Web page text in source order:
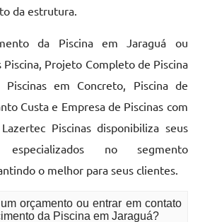
da estrutura.
da Piscina em Jaraguá ou
Piscina, Projeto Completo de Piscina
Piscinas em Concreto, Piscina de
Custa e Empresa de Piscinas com
Piscinas disponibiliza seus
especializados no segmento
o melhor para seus clientes.
orçamento ou entrar em contato
da Piscina em Jaraguá?